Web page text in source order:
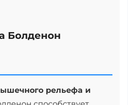
Болденон
рельефа и